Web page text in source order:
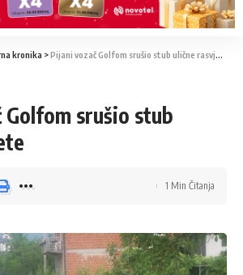
kronika >Pijani vozač Golfom srušio stub ulične rasvjete
Golfom srušio stub
1 Min Čitanja